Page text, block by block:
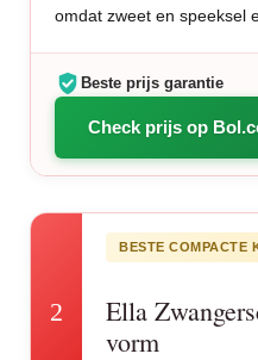
omdat zweet en speeksel
Beste prijs garantie
Check prijs op
2
BESTE COMPACTE
Ella
vorm